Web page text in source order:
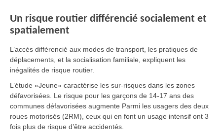
Un risque routier différencié socialement et
spatialement
L’accès différencié aux modes de transport, les pratiques de
déplacements, et la socialisation familiale, expliquent les
inégalités de risque routier.
L’étude «Jeune» caractérise les sur-risques dans les zones
défavorisées. Le risque pour les garçons de 14-17 ans des
communes défavorisées augmente Parmi les usagers des deux
roues motorisés (2RM), ceux qui en font un usage intensif ont 3
fois plus de risque d’être accidentés.